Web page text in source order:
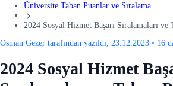
Üniversite Taban Puanlar ve Sıralama
2024 Sosyal Hizmet Başarı Sıralamaları ve
Osman Gezer tarafından yazıldı, 23.12.2023 • 16
2024 Sosyal Hizmet